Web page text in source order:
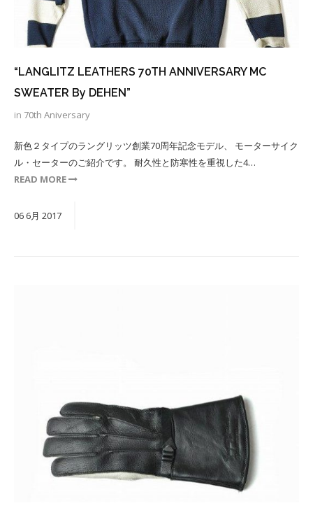
“LANGLITZ LEATHERS 70TH ANNIVERSARY MC
SWEATER By DEHEN”
in 70th Aniversary
新色２タイプのラングリッツ創業70周年記念モデル、 モーターサイク
ル・セーターのご紹介です。 耐久性と防寒性を重視した4…
READ MORE
06 6月 2017